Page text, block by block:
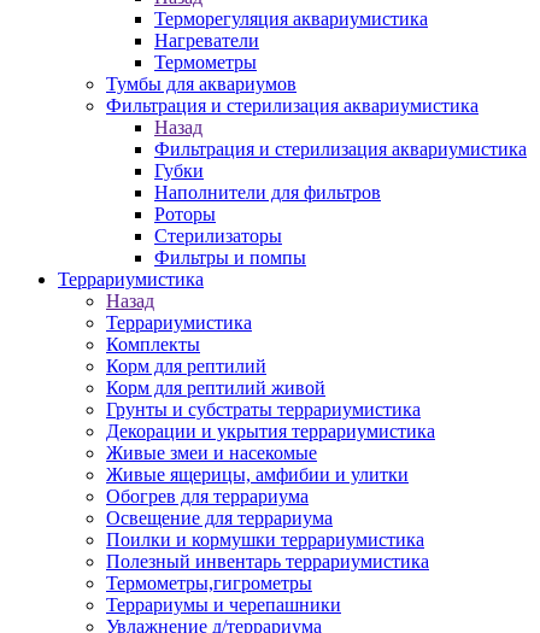
Терморегуляция аквариумистика
Нагреватели
Термометры
Тумбы для аквариумов
Фильтрация и стерилизация аквариумистика
Назад
Фильтрация и стерилизация аквариумистика
Губки
Наполнители для фильтров
Роторы
Стерилизаторы
Фильтры и помпы
Террариумистика
Назад
Террариумистика
Комплекты
Корм для рептилий
Корм для рептилий живой
Грунты и субстраты террариумистика
Декорации и укрытия террариумистика
Живые змеи и насекомые
Живые ящерицы, амфибии и улитки
Обогрев для террариума
Освещение для террариума
Поилки и кормушки террариумистика
Полезный инвентарь террариумистика
Термометры,гигрометры
Террариумы и черепашники
Увлажнение д/террариума